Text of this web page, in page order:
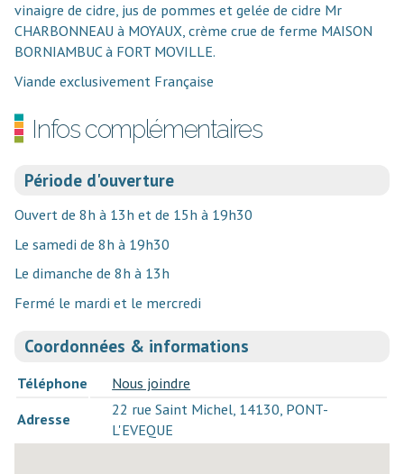
vinaigre de cidre, jus de pommes et gelée de cidre Mr
CHARBONNEAU à MOYAUX, crème crue de ferme MAISON
BORNIAMBUC à FORT MOVILLE.
Viande exclusivement Française
Infos complémentaires
Période d'ouverture
Ouvert de 8h à 13h et de 15h à 19h30
Le samedi de 8h à 19h30
Le dimanche de 8h à 13h
Fermé le mardi et le mercredi
Coordonnées & informations
Téléphone
Nous joindre
Adresse
22 rue Saint Michel, 14130, PONT-
L'EVEQUE